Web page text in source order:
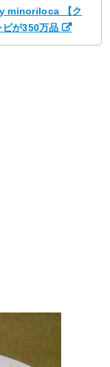
minoriloca 【ク
ピが350万品